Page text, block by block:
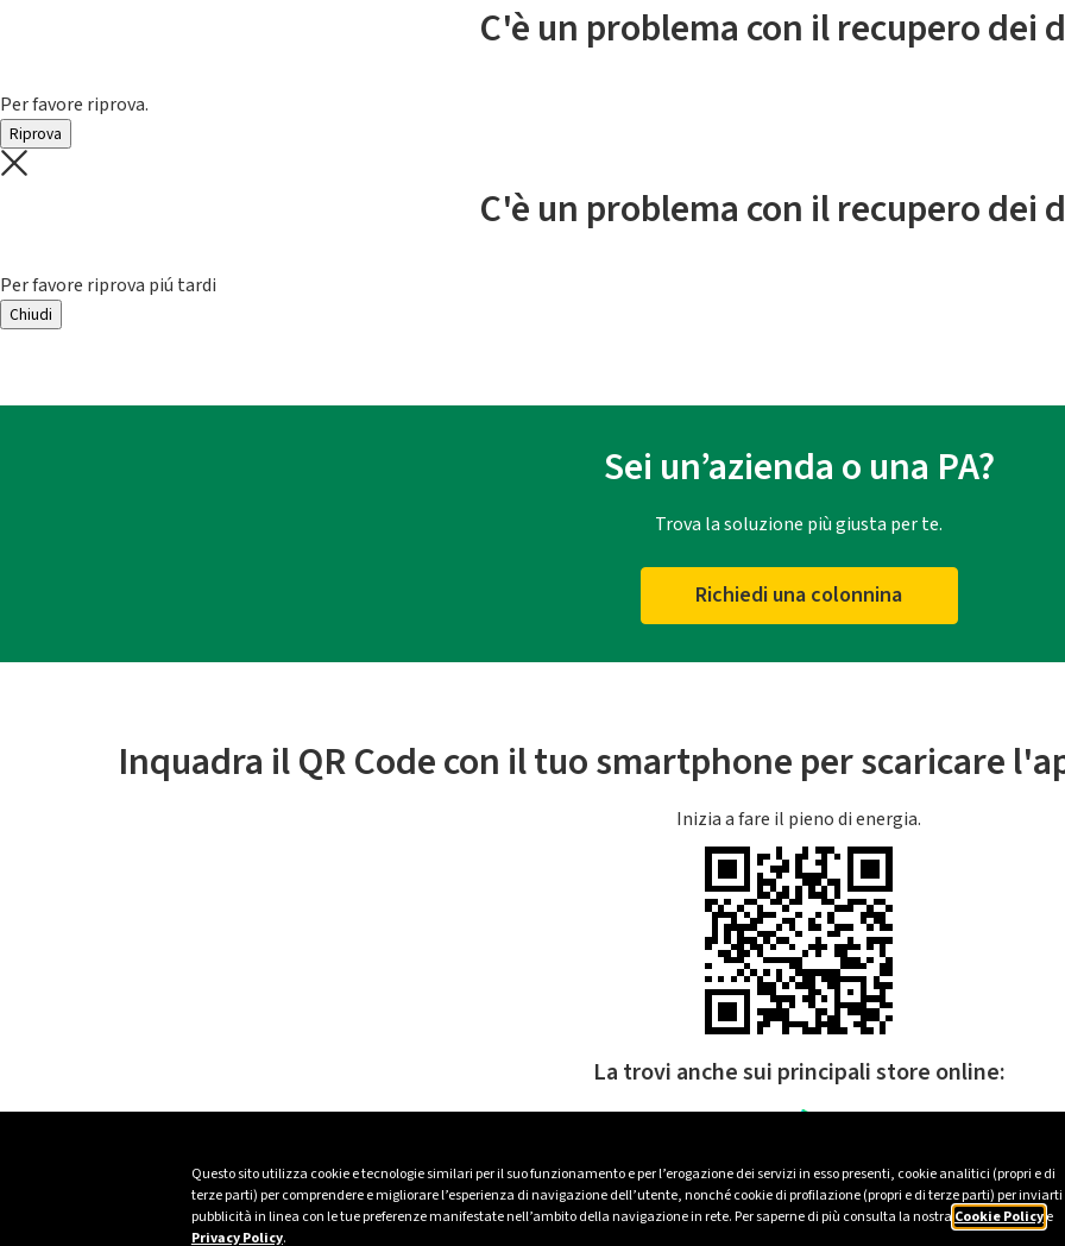
Questo sito utilizza cookie e tecnologie similari per il suo funzionamento e per l’erogazione dei servizi in esso presenti, cookie analitici (propri e di
terze parti) per comprendere e migliorare l’esperienza di navigazione dell’utente, nonché cookie di profilazione (propri e di terze parti) per inviarti
pubblicità in linea con le tue preferenze manifestate nell’ambito della navigazione in rete. Per saperne di più consulta la nostra Cookie Policye
Privacy Policy.
C'è un problema con il recupero dei
Per favore riprova.
Riprova
C'è un problema con il recupero dei
Per favore riprova piú tardi
Chiudi
Sei un’azienda o una PA?
Trova la soluzione più giusta per te.
Richiedi una colonnina
Inquadra il QR Code con il tuo smartphone per scaricare
Inizia a fare il pieno di energia.
La trovi anche sui principali store online: